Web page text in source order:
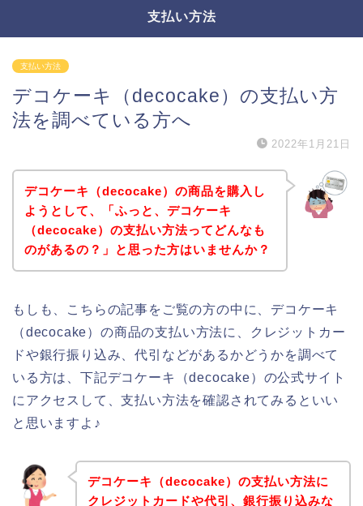
支払い方法
支払い方法
デコケーキ（decocake）の支払い方
法を調べている方へ
2022年1月21日
デコケーキ（decocake）の商品を購入し
ようとして、「ふっと、デコケーキ
（decocake）の支払い方法ってどんなも
のがあるの？」と思った方はいませんか？
もしも、こちらの記事をご覧の方の中に、デコケーキ
（decocake）の商品の支払い方法に、クレジットカー
ドや銀行振り込み、代引などがあるかどうかを調べて
いる方は、下記デコケーキ（decocake）の公式サイト
にアクセスして、支払い方法を確認されてみるといい
と思いますよ♪
デコケーキ（decocake）の支払い方法に
クレジットカードや代引、銀行振り込みな